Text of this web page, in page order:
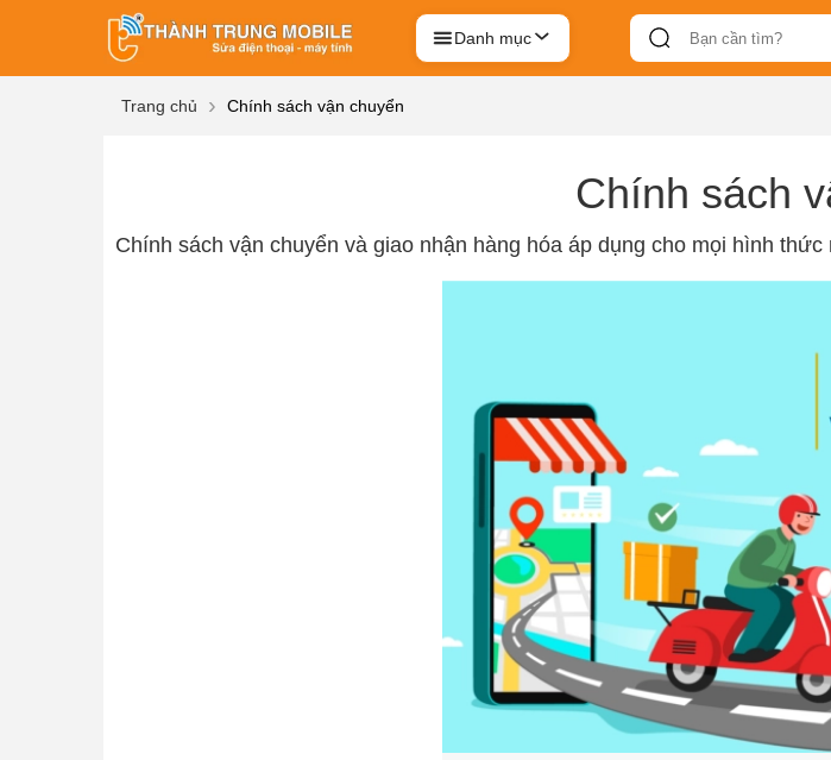
Danh mục
Trang chủ Chính sách vận chuyển
Chính sách
Chính sách vận chuyển và giao nhận hàng hóa áp dụng cho mọi hình